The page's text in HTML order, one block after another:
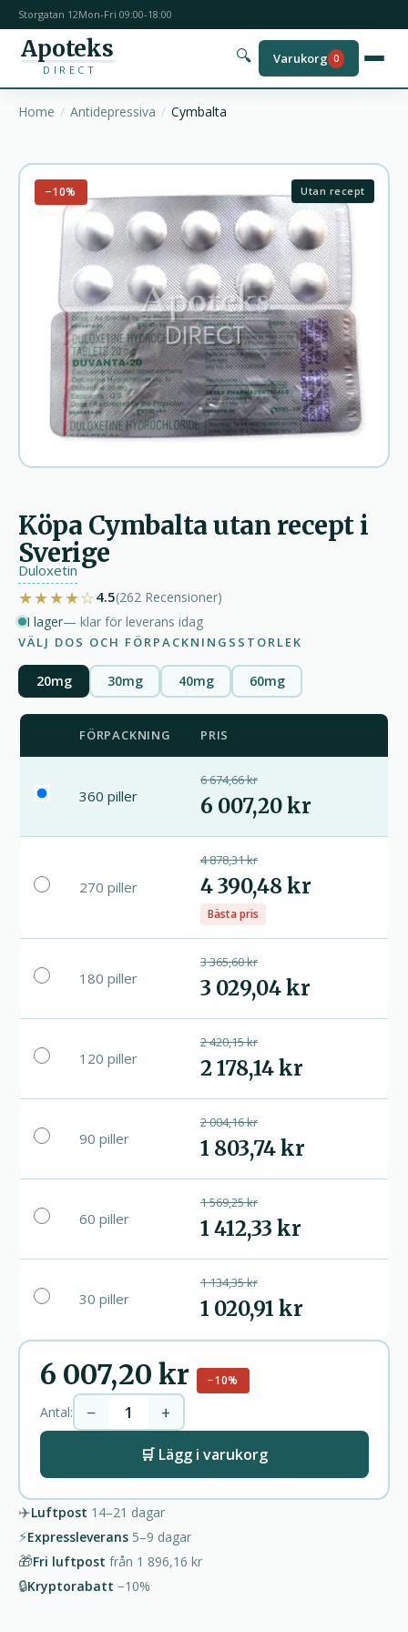
Storgatan 12Mon-Fri 09:00-18:00
Apoteks
DIRECT
🔍 Varukorg 0
Home Antidepressiva Cymbalta
−10% Utan recept
Köpa Cymbalta utan recept i
Sverige
Duloxetin
★★★★☆4.5(262 Recensioner)
I lager— klar för leverans idag
VÄLJ DOS OCH FÖRPACKNINGSSTORLEK
20mg 30mg 40mg 60mg
FÖRPACKNING PRIS
360 piller
6 674,66 kr
6 007,20 kr
270 piller
4 878,31 kr
4 390,48 kr
Bästa pris
180 piller
3 365,60 kr
3 029,04 kr
120 piller
2 420,15 kr
2 178,14 kr
90 piller
2 004,16 kr
1 803,74 kr
60 piller
1 569,25 kr
1 412,33 kr
30 piller
1 134,35 kr
1 020,91 kr
6 007,20 kr −10%
Antal: − +
🛒 Lägg i varukorg
✈️Luftpost 14–21 dagar
⚡Expressleverans 5–9 dagar
🎁Fri luftpost från 1 896,16 kr
🔒Kryptorabatt −10%